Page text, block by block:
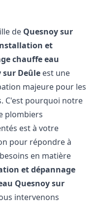
de Quesnoy sur
et
chauffe eau
sur Deûle est une
majeure pour les
C'est pourquoi notre
plombiers
est à votre
pour répondre à
en matière
et dépannage
Quesnoy sur
intervenons